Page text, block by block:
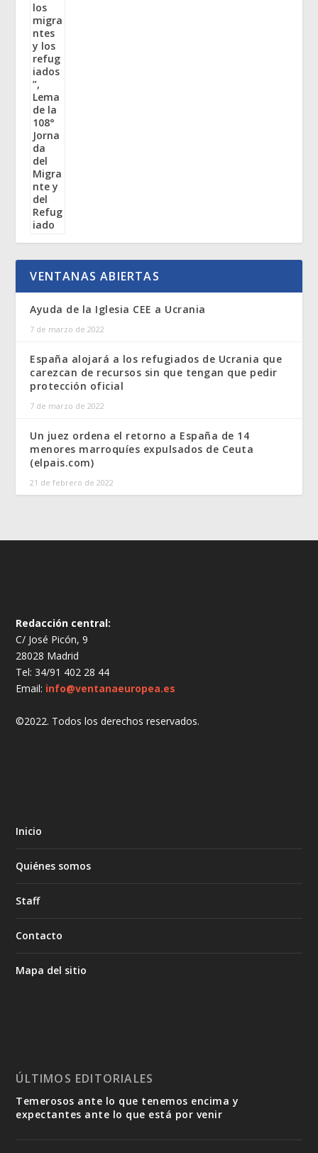
VENTANAS ABIERTAS
Ayuda de la Iglesia CEE a Ucrania
7 de marzo de 2022
España alojará a los refugiados de Ucrania que
carezcan de recursos sin que tengan que pedir
protección oficial
7 de marzo de 2022
Un juez ordena el retorno a España de 14
menores marroquíes expulsados de Ceuta
(elpais.com)
21 de febrero de 2022
Redacción central:
C/ José Picón, 9
28028 Madrid
Tel: 34/91 402 28 44
Email: info@ventanaeuropea.es
©2022. Todos los derechos reservados.
Inicio
Quiénes somos
Staff
Contacto
Mapa del sitio
ÚLTIMOS EDITORIALES
Temerosos ante lo que tenemos encima y
expectantes ante lo que está por venir